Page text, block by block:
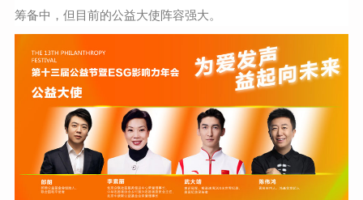
筹备中，但目前的公益大使阵容强大。